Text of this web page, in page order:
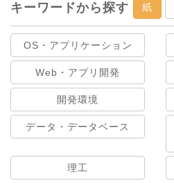
キーワードから探す 紙
OS・アプリケーション
Web・アプリ開発
開発環境
データ・データベース
理工